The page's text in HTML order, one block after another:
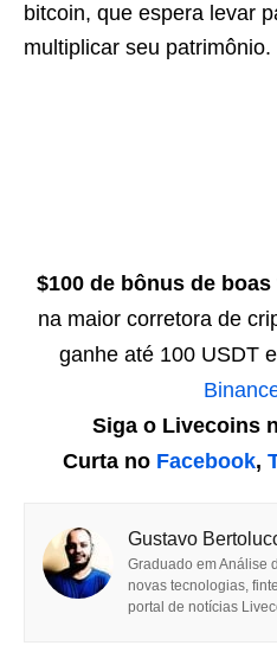
bitcoin, que espera levar
multiplicar seu patrimônio.
$100 de bônus de
na maior corretora de
ganhe até 100 USDT
Siga o Livecoins
Curta no Facebook,
Gustavo
Graduado em Análise
novas tecnologias,
portal de notícias